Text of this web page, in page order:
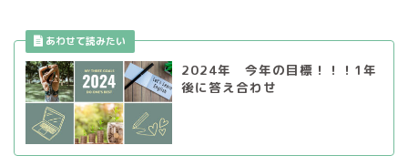
2024年 今年の目標！！！1年
後に答え合わせ